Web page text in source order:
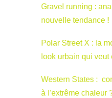
Gravel running :
nouvelle tendance !
Polar Street X : la
look urbain qui
Western States :
à l’extrême chaleur